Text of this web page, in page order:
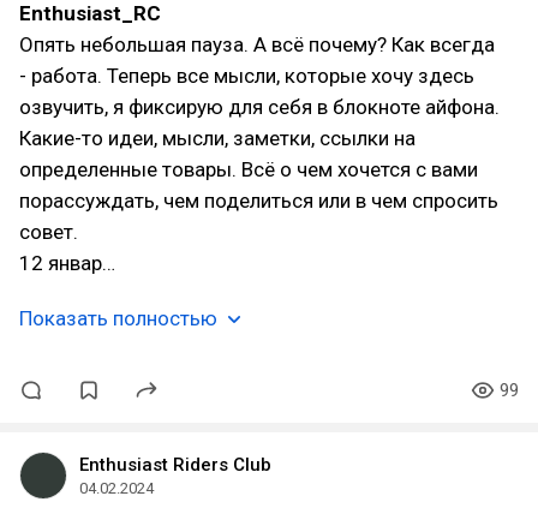
Enthusiast_RC
Опять небольшая пауза. А всё почему? Как всегда
- работа. Теперь все мысли, которые хочу здесь
озвучить, я фиксирую для себя в блокноте айфона.
Какие-то идеи, мысли, заметки, ссылки на
определенные товары. Всё о чем хочется с вами
порассуждать, чем поделиться или в чем спросить
совет.
12 январ…
Показать полностью
99
Enthusiast Riders Club
04.02.2024